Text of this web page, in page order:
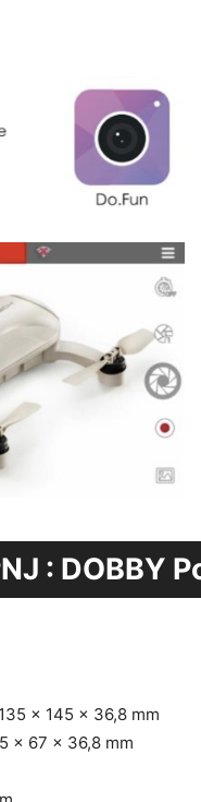
: DOBBY
x 145 x 36,8 mm
x 67 x 36,8 mm